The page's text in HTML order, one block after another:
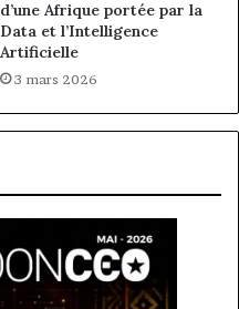
d’une Afrique portée par la
Data et l’Intelligence
Artificielle
3 mars 2026